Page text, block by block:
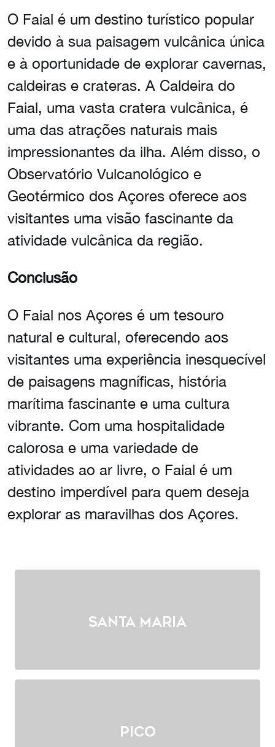
O Faial é um destino turístico popular
devido à sua paisagem vulcânica única
e à oportunidade de explorar cavernas,
caldeiras e crateras. A Caldeira do
Faial, uma vasta cratera vulcânica, é
uma das atrações naturais mais
impressionantes da ilha. Além disso, o
Observatório Vulcanológico e
Geotérmico dos Açores oferece aos
visitantes uma visão fascinante da
atividade vulcânica da região.
Conclusão
O Faial nos Açores é um tesouro
natural e cultural, oferecendo aos
visitantes uma experiência inesquecível
de paisagens magníficas, história
marítima fascinante e uma cultura
vibrante. Com uma hospitalidade
calorosa e uma variedade de
atividades ao ar livre, o Faial é um
destino imperdível para quem deseja
explorar as maravilhas dos Açores.
Santa Maria
Pico